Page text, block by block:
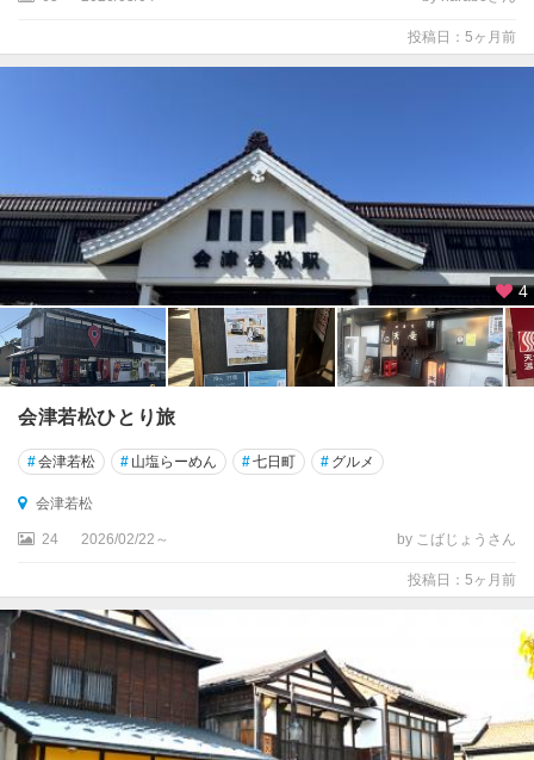
投稿日：5ヶ月前
4
会津若松ひとり旅
#会津若松 # 山塩らーめん #七日町 # グルメ
会津若松
24 2026/02/22～ by こばじょうさん
投稿日：5ヶ月前